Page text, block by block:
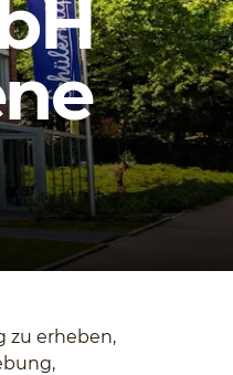
zu erheben,